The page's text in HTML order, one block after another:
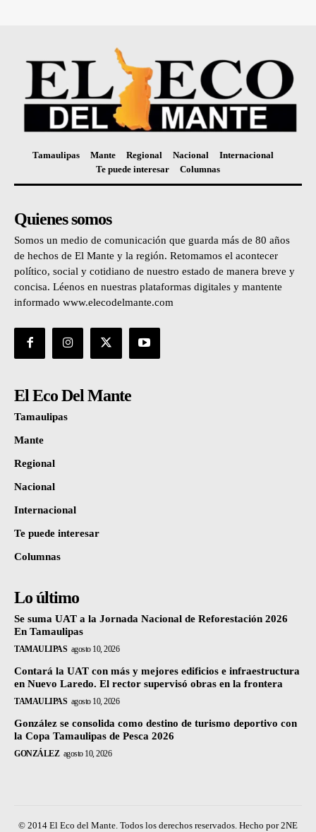
Tamaulipas Mante Regional Nacional
Internacional
Te puede interesar
Columnas
Quienes somos
Somos un medio de comunicación que guarda más de 80 años
de hechos de El Mante y la región. Retomamos el acontecer
político, social y cotidiano de nuestro estado de manera breve y
concisa. Léenos en nuestras plataformas digitales y mantente
informado www.elecodelmante.com
El Eco Del Mante
Tamaulipas
Mante
Regional
Nacional
Internacional
Te puede interesar
Columnas
Lo último
Se suma UAT a la Jornada Nacional de Reforestación 2026
En Tamaulipas
TAMAULIPAS agosto 10, 2026
Contará la UAT con más y mejores edificios e infraestructura
en Nuevo Laredo. El rector supervisó obras en la frontera
TAMAULIPAS agosto 10, 2026
González se consolida como destino de turismo deportivo con
la Copa Tamaulipas de Pesca 2026
GONZÁLEZ agosto 10, 2026
© 2014 El Eco del Mante. Todos los derechos reservados. Hecho por 2NE